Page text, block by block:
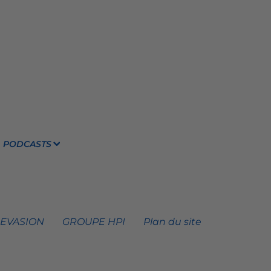
PODCASTS
GROUPE HPI Plan du site